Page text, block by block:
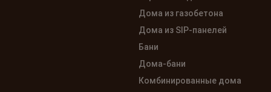
Дома из газобетона
Дома из SIP-панелей
Бани
Дома-бани
Комбинированные дома